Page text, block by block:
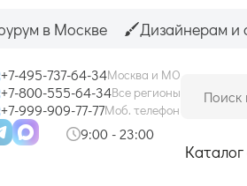
в Москве Дизайнерам и
+7-495-737-64-34Москва и МО
+7-800-555-64-34Все регионы
+7-999-909-77-77Моб. телефон
9:00 - 23:00